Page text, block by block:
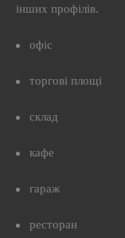
інших профілів.
офіс
торгові площі
склад
кафе
гараж
ресторан